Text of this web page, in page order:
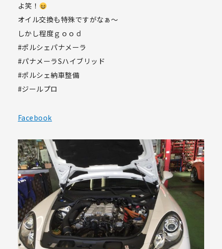
よ笑！
オイル交換も特殊ですがなぁ〜
しかし程度ｇｏｏｄ
#ポルシェパナメーラ
#パナメーラSハイブリッド
#ポルシェ納車整備
#ジールプロ
Facebook